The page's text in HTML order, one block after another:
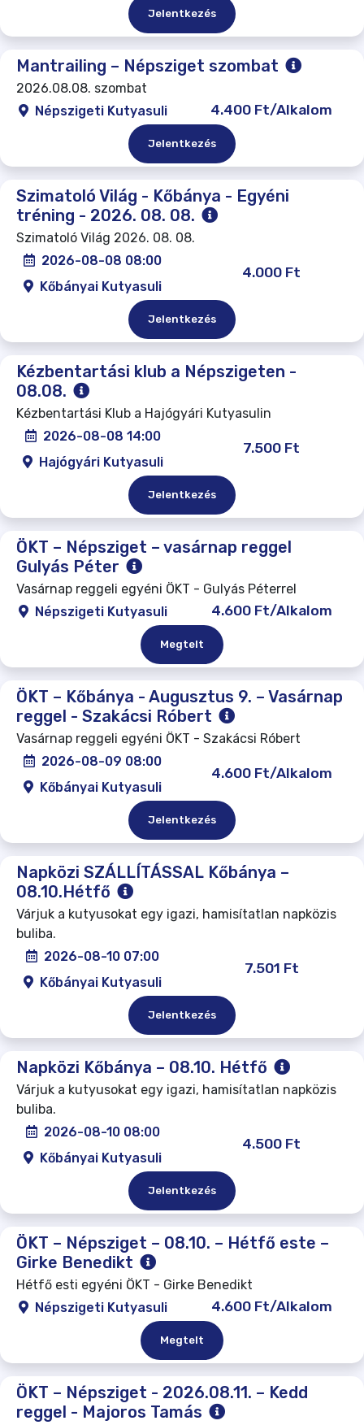
Jelentkezés
Mantrailing – Népsziget szombat
2026.08.08. szombat
Népszigeti Kutyasuli
4.400 Ft/Alkalom
Jelentkezés
Szimatoló Világ - Kőbánya - Egyéni
tréning - 2026. 08. 08.
Szimatoló Világ 2026. 08. 08.
2026-08-08 08:00
Kőbányai Kutyasuli
4.000 Ft
Jelentkezés
Kézbentartási klub a Népszigeten -
08.08.
Kézbentartási Klub a Hajógyári Kutyasulin
2026-08-08 14:00
Hajógyári Kutyasuli
7.500 Ft
Jelentkezés
ÖKT – Népsziget – vasárnap reggel
Gulyás Péter
Vasárnap reggeli egyéni ÖKT - Gulyás Péterrel
Népszigeti Kutyasuli
4.600 Ft/Alkalom
Megtelt
ÖKT – Kőbánya - Augusztus 9. – Vasárnap
reggel - Szakácsi Róbert
Vasárnap reggeli egyéni ÖKT - Szakácsi Róbert
2026-08-09 08:00
Kőbányai Kutyasuli
4.600 Ft/Alkalom
Jelentkezés
Napközi SZÁLLÍTÁSSAL Kőbánya –
08.10.Hétfő
Várjuk a kutyusokat egy igazi, hamisítatlan napközis
buliba.
2026-08-10 07:00
Kőbányai Kutyasuli
7.501 Ft
Jelentkezés
Napközi Kőbánya – 08.10. Hétfő
Várjuk a kutyusokat egy igazi, hamisítatlan napközis
buliba.
2026-08-10 08:00
Kőbányai Kutyasuli
4.500 Ft
Jelentkezés
ÖKT – Népsziget – 08.10. – Hétfő este –
Girke Benedikt
Hétfő esti egyéni ÖKT - Girke Benedikt
Népszigeti Kutyasuli
4.600 Ft/Alkalom
Megtelt
ÖKT – Népsziget - 2026.08.11. – Kedd
reggel - Majoros Tamás